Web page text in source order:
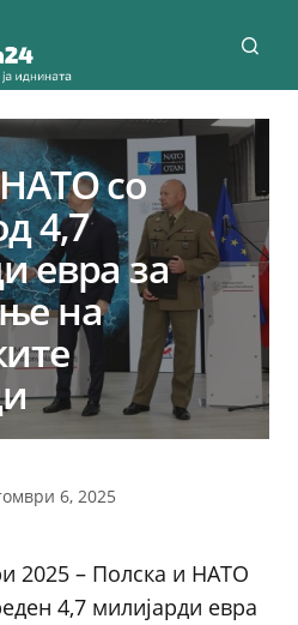
со
4,7
евра за
на
6, 2025
2025 – Полска и НАТО
4,7 милијарди евра